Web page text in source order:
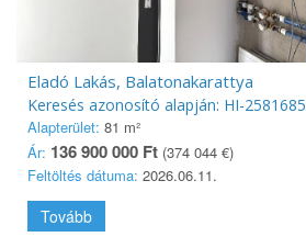
Eladó Lakás, Balatonakarattya
Keresés azonosító alapján: HI-2581685
Alapterület: 81 m²
Ár: 136 900 000 Ft (374 044 €)
Feltöltés dátuma: 2026.06.11.
Tovább